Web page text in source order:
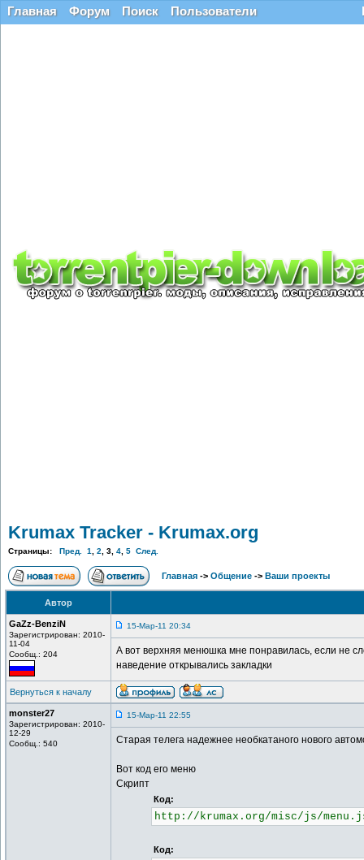
Главная Форум Поиск Пользователи
Krumax Tracker - Krumax.org
Страницы: Пред. 1 2 3 4 5 След.
Главная -> Общение -> Ваши проекты
Автор
GaZz-BenziN
Зарегистрирован: 2010-
11-04
Сообщ.: 204
15-Мар-11 20:34
А вот верхняя менюшка мне понравилась, если не
наведение открывались закладки
Вернуться к началу
monster27
Зарегистрирован: 2010-
12-29
Сообщ.: 540
15-Мар-11 22:55
Старая телега надежнее необкатаного нового
Вот код его меню
Скрипт
Код:
http://krumax.org/misc/js/
Код: